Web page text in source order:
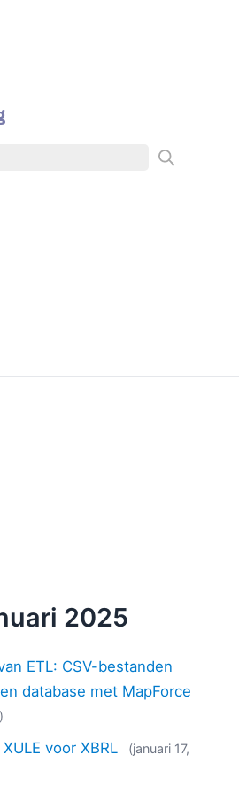
2025
ETL: CSV-bestanden
database met MapForce
voor XBRL
(januari 17,